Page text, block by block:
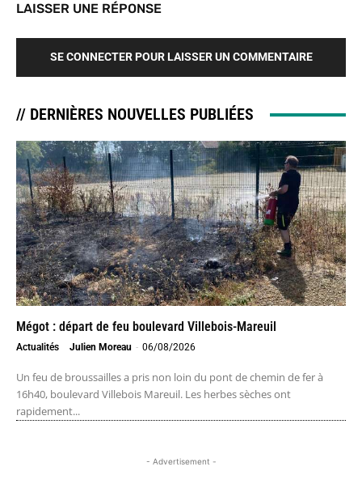
LAISSER UNE RÉPONSE
SE CONNECTER POUR LAISSER UN COMMENTAIRE
// DERNIÈRES NOUVELLES PUBLIÉES
Mégot : départ de feu boulevard Villebois-Mareuil
Actualités Julien Moreau - 06/08/2026
Un feu de broussailles a pris non loin du pont de chemin de fer à
16h40, boulevard Villebois Mareuil. Les herbes sèches ont
rapidement...
- Advertisement -